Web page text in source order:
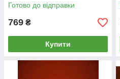
Готово до відправки
769 ₴
Купити